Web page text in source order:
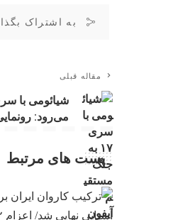
به اشتراک
مقاله قبلی
می‌رود: رونمایی در ۲۵
پست های مرتبط